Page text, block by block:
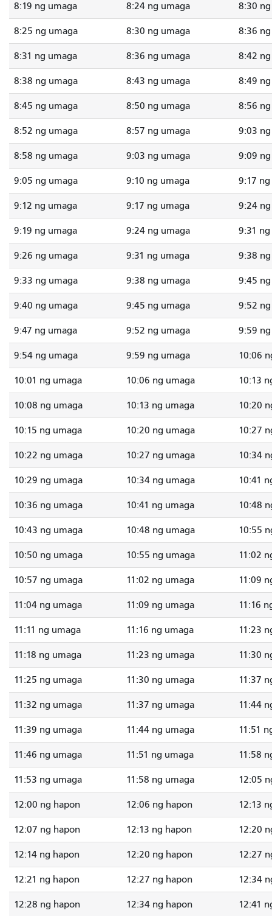
8:19 ng umaga 8:24 ng umaga 8:30
8:25 ng umaga 8:30 ng umaga 8:36
8:31 ng umaga 8:36 ng umaga 8:42
8:38 ng umaga 8:43 ng umaga 8:49
8:45 ng umaga 8:50 ng umaga 8:56
8:52 ng umaga 8:57 ng umaga 9:03
8:58 ng umaga 9:03 ng umaga 9:09
9:05 ng umaga 9:10 ng umaga 9:17
9:12 ng umaga 9:17 ng umaga 9:24
9:19 ng umaga 9:24 ng umaga 9:31
9:26 ng umaga 9:31 ng umaga 9:38
9:33 ng umaga 9:38 ng umaga 9:45
9:40 ng umaga 9:45 ng umaga 9:52
9:47 ng umaga 9:52 ng umaga 9:59
9:54 ng umaga 9:59 ng umaga 10:06
10:01 ng umaga 10:06 ng umaga 10:13
10:08 ng umaga 10:13 ng umaga 10:20
10:15 ng umaga 10:20 ng umaga 10:27
10:22 ng umaga 10:27 ng umaga 10:34
10:29 ng umaga 10:34 ng umaga 10:41
10:36 ng umaga 10:41 ng umaga 10:48
10:43 ng umaga 10:48 ng umaga 10:55
10:50 ng umaga 10:55 ng umaga 11:02
10:57 ng umaga 11:02 ng umaga 11:09
11:04 ng umaga 11:09 ng umaga 11:16
11:11 ng umaga 11:16 ng umaga 11:23
11:18 ng umaga 11:23 ng umaga 11:30
11:25 ng umaga 11:30 ng umaga 11:37
11:32 ng umaga 11:37 ng umaga 11:44
11:39 ng umaga 11:44 ng umaga 11:51
11:46 ng umaga 11:51 ng umaga 11:58
11:53 ng umaga 11:58 ng umaga 12:05
12:00 ng hapon 12:06 ng hapon 12:13
12:07 ng hapon 12:13 ng hapon 12:20
12:14 ng hapon 12:20 ng hapon 12:27
12:21 ng hapon 12:27 ng hapon 12:34
12:28 ng hapon 12:34 ng hapon 12:41